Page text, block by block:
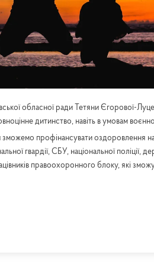
обласної ради Тетяни Єгорової-
дитинство, навіть в умовам
профінансувати оздоровлення
гвардії, СБУ, національної
правоохоронного блоку, які